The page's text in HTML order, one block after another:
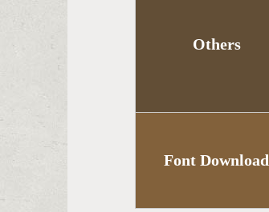
Others
Font Download